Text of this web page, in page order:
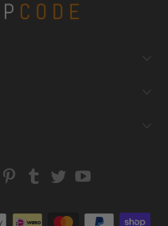
Strapcode
Strapcode
Strapcode
Strapcode